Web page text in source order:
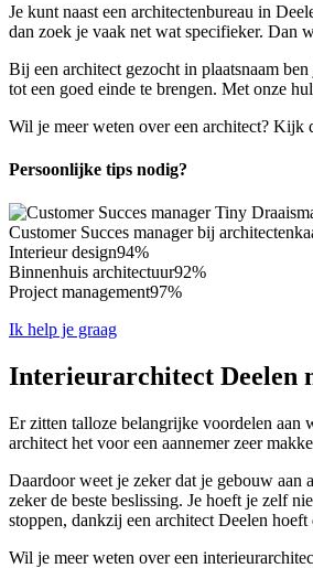
Je kunt naast een architectenbureau in
dan zoek je vaak net wat specifieker. Dan
Bij een architect gezocht in plaatsnaam
tot een goed einde te brengen. Met onze
Wil je meer weten over een architect? Kijk
Persoonlijke tips nodig?
Customer Succes manager bij
Interieur design94%
Binnenhuis architectuur92%
Project management97%
Ik help je graag
Interieurarchitect Deelen
Er zitten talloze belangrijke voordelen aan
architect het voor een aannemer zeer
Daardoor weet je zeker dat je gebouw
zeker de beste beslissing. Je hoeft je zelf
stoppen, dankzij een architect Deelen
Wil je meer weten over een